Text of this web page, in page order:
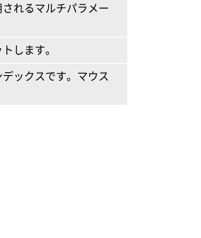
れるマルチパラメー
します。
ックスです。マウス